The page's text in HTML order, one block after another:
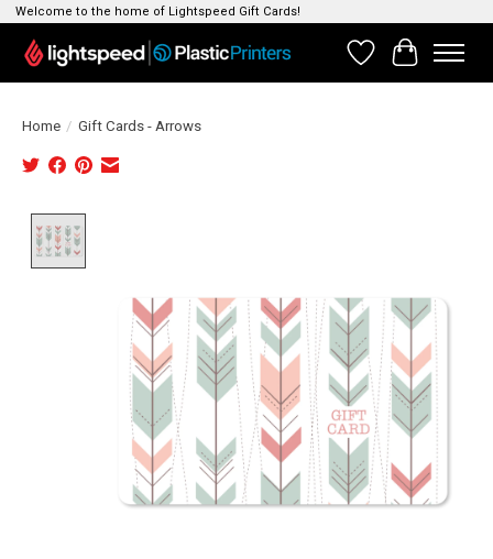
Welcome to the home of Lightspeed Gift Cards!
Verlanglijst
Home / Gift Cards - Arrows